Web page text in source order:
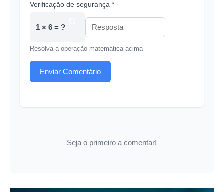
Verificação de segurança *
1 × 6 = ?
Resolva a operação matemática acima
Enviar Comentário
Seja o primeiro a comentar!